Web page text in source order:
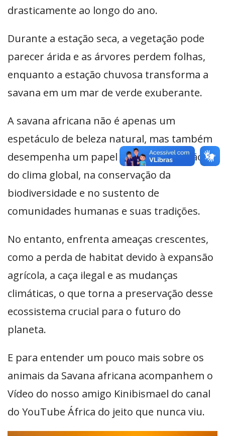
drasticamente ao longo do ano.
Durante a estação seca, a vegetação pode
parecer árida e as árvores perdem folhas,
enquanto a estação chuvosa transforma a
savana em um mar de verde exuberante.
A savana africana não é apenas um
espetáculo de beleza natural, mas também
desempenha um papel vital na regulação
do clima global, na conservação da
biodiversidade e no sustento de
comunidades humanas e suas tradições.
No entanto, enfrenta ameaças crescentes,
como a perda de habitat devido à expansão
agrícola, a caça ilegal e as mudanças
climáticas, o que torna a preservação desse
ecossistema crucial para o futuro do
planeta.
E para entender um pouco mais sobre os
animais da Savana africana acompanhem o
Vídeo do nosso amigo Kinibismael do canal
do YouTube África do jeito que nunca viu.